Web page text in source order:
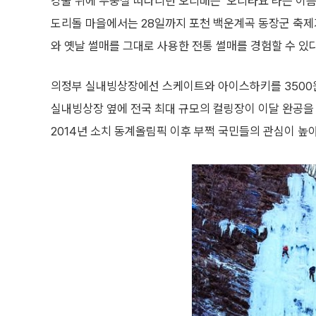
도리돌 마을에서는 28일까지 포천 백운계곡 동장군 축
와 옛날 썰매를 그대로 사용한 전통 썰매를 경험할 수 있
의정부 실내빙상장에선 스케이트와 아이스하키를
실내빙상장 옆에 전국 최대 규모의 컬링장이 이달 완공
2014년 소치 동계올림픽 이후 부쩍 국민들의 관심이 높